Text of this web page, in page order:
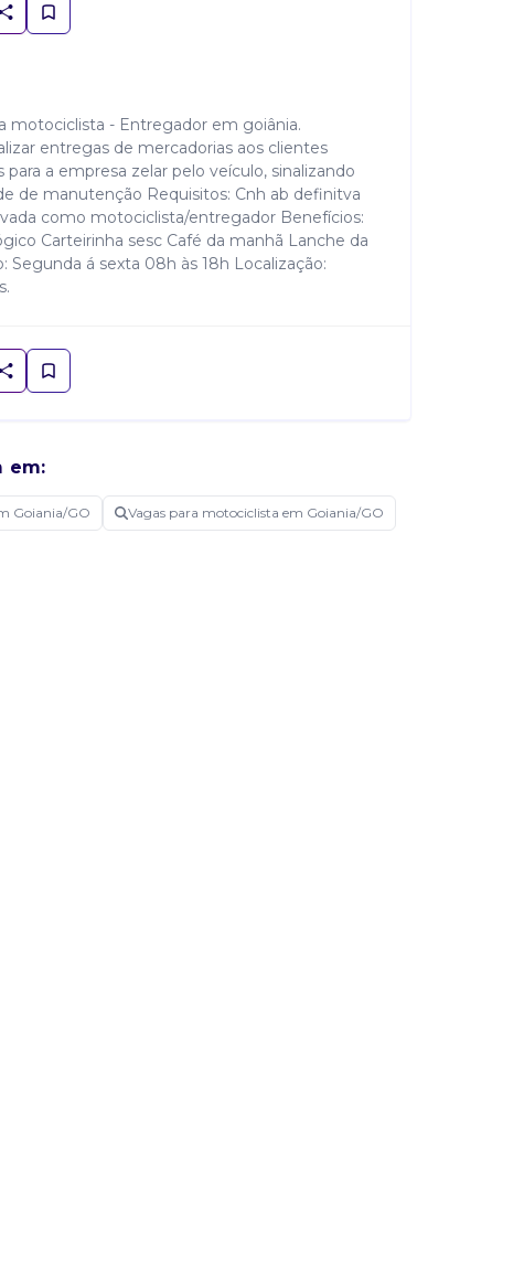
motociclista - Entregador em goiânia.
entregas de mercadorias aos clientes
a empresa zelar pelo veículo, sinalizando
de manutenção Requisitos: Cnh ab definitva
como motociclista/entregador Benefícios:
Carteirinha sesc Café da manhã Lanche da
á sexta 08h às 18h Localização:
em:
Goiania/GO Vagas para motociclista em Goiania/GO